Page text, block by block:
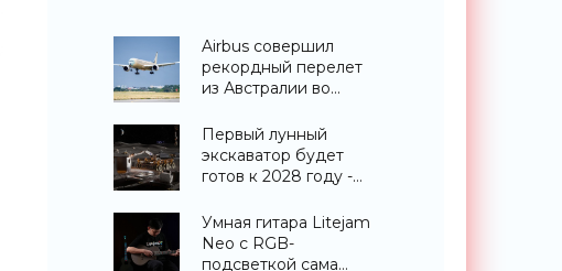
Airbus совершил
рекордный перелет
из Австралии во
«Техника»
Первый лунный
экскаватор будет
готов к 2028 году -
Умная гитара Litejam
Neo с RGB-
подсветкой сама